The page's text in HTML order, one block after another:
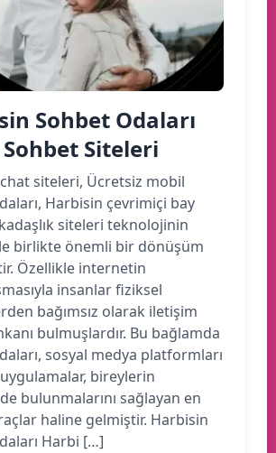
Sohbet Odaları
Siteleri
siteleri, Ücretsiz mobil
Harbisin çevrimiçi bay
siteleri teknolojinin
birlikte önemli bir dönüşüm
Özellikle internetin
insanlar fiziksel
bağımsız olarak iletişim
bulmuşlardır. Bu bağlamda
sosyal medya platformları
bireylerin
bulunmalarını sağlayan en
haline gelmiştir. Harbisin
Harbi […]